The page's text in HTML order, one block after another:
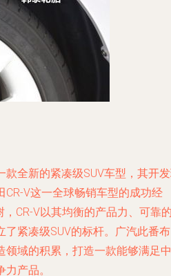
全新的紧凑级SUV车型，其开
V这一全球畅销车型的成功经
CR-V以其均衡的产品力、可靠
紧凑级SUV的标杆。广汽此番布
领域的积累，打造一款能够满足中
产品。